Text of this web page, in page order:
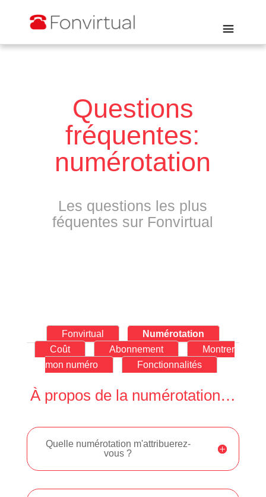
Questions
fréquentes:
numérotation
Les questions les plus
féquentes sur Fonvirtual
Fonvirtual
Numérotation
Coût
Abonnement
Montrer
mon numéro
Fonctionnalités
À propos de la numérotation…
Quelle numérotation m'attribuerez-
vous ?